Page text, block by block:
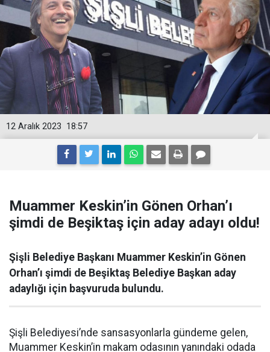
18:57
12 Aralık 2023
Muammer Keskin’in Gönen Orhan’ı
şimdi de Beşiktaş için aday adayı oldu!
Şişli Belediye Başkanı Muammer Keskin’in Gönen
Orhan’ı şimdi de Beşiktaş Belediye Başkan aday
adaylığı için başvuruda bulundu.
Şişli Belediyesi’nde sansasyonlarla gündeme gelen,
Muammer Keskin’in makam odasının yanındaki odada